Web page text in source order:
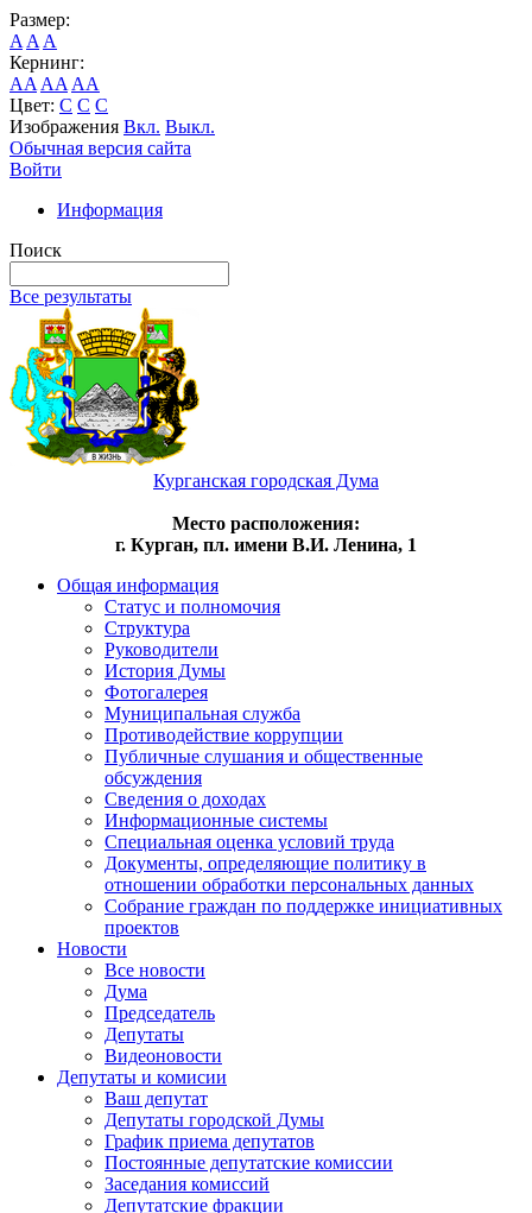
Размер:
A A A
Кернинг:
AA AA AA
Цвет: C C C
Изображения Вкл. Выкл.
Обычная версия сайта
Войти
Информация
Поиск
Все результаты
Курганская городская Дума
Место расположения:
г. Курган, пл. имени В.И. Ленина, 1
Общая информация
Статус и полномочия
Структура
Руководители
История Думы
Фотогалерея
Муниципальная служба
Противодействие коррупции
Публичные слушания и общественные
обсуждения
Сведения о доходах
Информационные системы
Специальная оценка условий труда
Документы, определяющие политику в
отношении обработки персональных данных
Собрание граждан по поддержке инициативных
проектов
Новости
Все новости
Дума
Председатель
Депутаты
Видеоновости
Депутаты и комисии
Ваш депутат
Депутаты городской Думы
График приема депутатов
Постоянные депутатские комиссии
Заседания комиссий
Депутатские фракции